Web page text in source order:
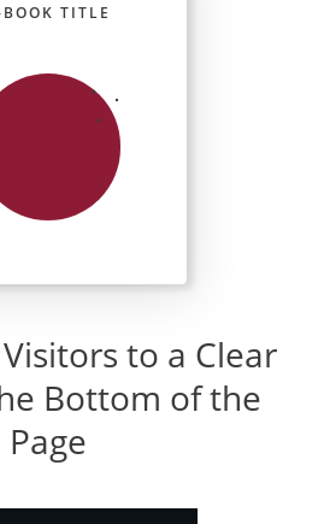
to a Clear
Bottom of the
Page
BOOK TITLE